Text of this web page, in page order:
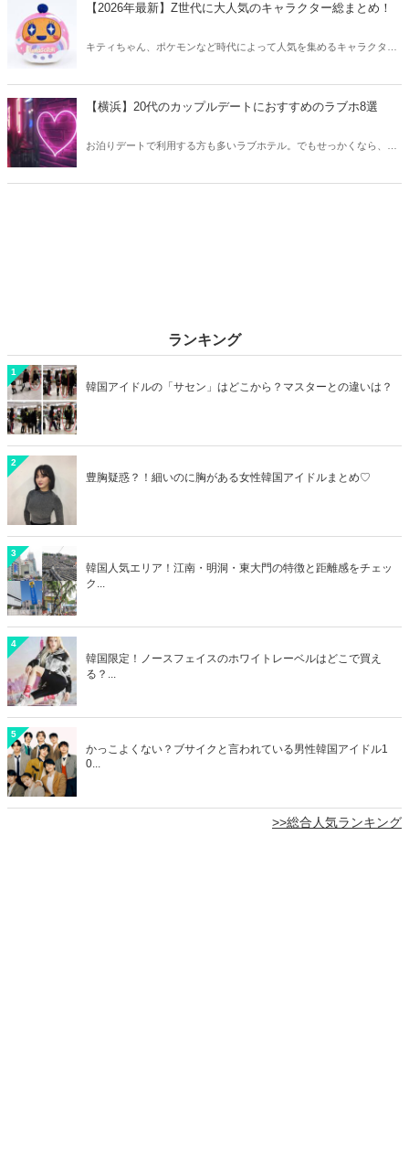
【2026年最新】Z世代に大人気のキャラクター総まとめ！
キティちゃん、ポケモンなど時代によって人気を集めるキャラクター
クしてみましょう。
【横浜】20代のカップルデートにおすすめのラブホ8選
お泊りデートで利用する方も多いラブホテル。でもせっかくなら、キ
ランキング
1
韓国アイドルの「サセン」はどこから？マスターとの違いは？
2
豊胸疑惑？！細いのに胸がある女性韓国アイドルまとめ♡
3
韓国人気エリア！江南・明洞・東大門の特徴と距離感をチェッ
ク...
4
韓国限定！ノースフェイスのホワイトレーベルはどこで買え
る？...
5
かっこよくない？ブサイクと言われている男性韓国アイドル1
0...
>>総合人気ランキング